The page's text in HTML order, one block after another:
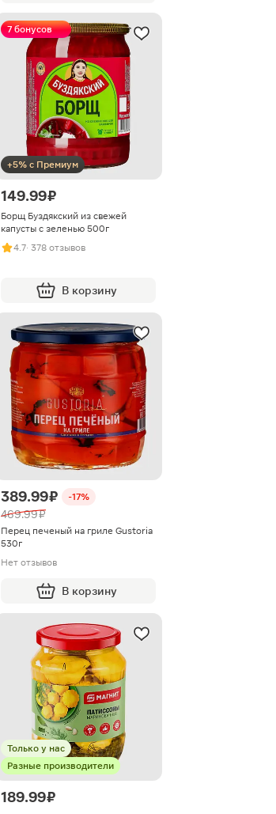
7 бонусов
+5% с Премиум
149.99 ₽
Борщ Буздякский из свежей
капусты с зеленью 500г
4.7· 378 отзывов
В корзину
389.99 ₽ -17%
469.99 ₽
Перец печеный на гриле Gustoria
530г
Нет отзывов
В корзину
Только у нас
Разные производители
189.99 ₽